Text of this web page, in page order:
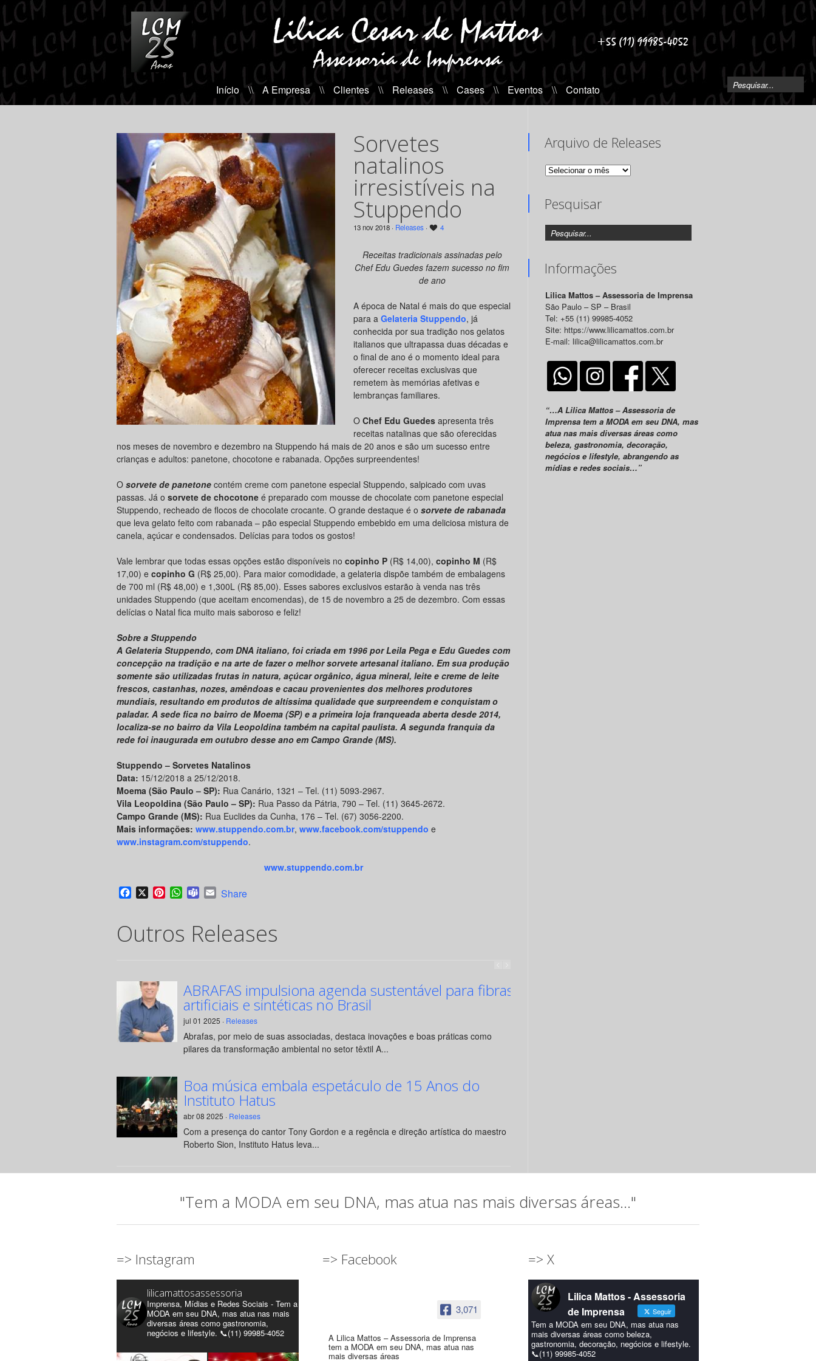
Início \\ A Empresa \\ Clientes \\ Releases \\ Cases \\ Eventos \\ Contato
Sorvetes
natalinos
irresistíveis na
Stuppendo
13 nov 2018 · Releases · 4
Receitas tradicionais assinadas pelo
Chef Edu Guedes fazem sucesso no fim
de ano
A época de Natal é mais do que especial
para a Gelateria Stuppendo, já
conhecida por sua tradição nos gelatos
italianos que ultrapassa duas décadas e
o final de ano é o momento ideal para
oferecer receitas exclusivas que
remetem às memórias afetivas e
lembranças familiares.
O Chef Edu Guedes apresenta três
receitas natalinas que são oferecidas
nos meses de novembro e dezembro na Stuppendo há mais de 20 anos e são um sucesso entre
crianças e adultos: panetone, chocotone e rabanada. Opções surpreendentes!
O sorvete de panetone contém creme com panetone especial Stuppendo, salpicado com uvas
passas. Já o sorvete de chocotone é preparado com mousse de chocolate com panetone especial
Stuppendo, recheado de flocos de chocolate crocante. O grande destaque é o sorvete de rabanada
que leva gelato feito com rabanada – pão especial Stuppendo embebido em uma deliciosa mistura de
canela, açúcar e condensados. Delícias para todos os gostos!
Vale lembrar que todas essas opções estão disponíveis no copinho P (R$ 14,00), copinho M (R$
17,00) e copinho G (R$ 25,00). Para maior comodidade, a gelateria dispõe também de embalagens
de 700 ml (R$ 48,00) e 1,300L (R$ 85,00). Esses sabores exclusivos estarão à venda nas três
unidades Stuppendo (que aceitam encomendas), de 15 de novembro a 25 de dezembro. Com essas
delícias o Natal fica muito mais saboroso e feliz!
Sobre a Stuppendo
A Gelateria Stuppendo, com DNA italiano, foi criada em 1996 por Leila Pega e Edu Guedes com
concepção na tradição e na arte de fazer o melhor sorvete artesanal italiano. Em sua produção
somente são utilizadas frutas in natura, açúcar orgânico, água mineral, leite e creme de leite
frescos, castanhas, nozes, amêndoas e cacau provenientes dos melhores produtores
mundiais, resultando em produtos de altíssima qualidade que surpreendem e conquistam o
paladar. A sede fica no bairro de Moema (SP) e a primeira loja franqueada aberta desde 2014,
localiza-se no bairro da Vila Leopoldina também na capital paulista. A segunda franquia da
rede foi inaugurada em outubro desse ano em Campo Grande (MS).
Stuppendo – Sorvetes Natalinos
Data: 15/12/2018 a 25/12/2018.
Moema (São Paulo – SP): Rua Canário, 1321 – Tel. (11) 5093-2967.
Vila Leopoldina (São Paulo – SP): Rua Passo da Pátria, 790 – Tel. (11) 3645-2672.
Campo Grande (MS): Rua Euclides da Cunha, 176 – Tel. (67) 3056-2200.
Mais informações: www.stuppendo.com.br, www.facebook.com/stuppendo e
www.instagram.com/stuppendo.
www.stuppendo.com.br
Facebook
X PinterestWhatsApp
TeamsEmail
Share
Outros Releases
ABRAFAS impulsiona agenda sustentável para fibras
artificiais e sintéticas no Brasil
jul 01 2025 · Releases
Abrafas, por meio de suas associadas, destaca inovações e boas práticas como
pilares da transformação ambiental no setor têxtil A...
Boa música embala espetáculo de 15 Anos do
Instituto Hatus
abr 08 2025 · Releases
Com a presença do cantor Tony Gordon e a regência e direção artística do maestro
Roberto Sion, Instituto Hatus leva...
Arquivo de Releases
Arquivo
Pesquisar
Informações
Lilica Mattos – Assessoria de Imprensa
São Paulo – SP – Brasil
Tel: +55 (11) 99985-4052
Site: https://www.lilicamattos.com.br
E-mail: lilica@lilicamattos.com.br
“…A Lilica Mattos – Assessoria de
Imprensa tem a MODA em seu DNA, mas
atua nas mais diversas áreas como
beleza, gastronomia, decoração,
negócios e lifestyle, abrangendo as
mídias e redes sociais…”
"Tem a MODA em seu DNA, mas atua nas mais diversas áreas..."
=> Instagram
lilicamattosassessoria
Imprensa, Mídias e Redes Sociais - Tem a
MODA em seu DNA, mas atua nas mais
diversas áreas como gastronomia,
negócios e lifestyle. 📞(11) 99985-4052
=> Facebook
3,071
A Lilica Mattos – Assessoria de Imprensa
tem a MODA em seu DNA, mas atua nas
mais diversas áreas
=> X
Lilica Mattos - Assessoria
de Imprensa
Seguir
Tem a MODA em seu DNA, mas atua nas
mais diversas áreas como beleza,
gastronomia, decoração, negócios e lifestyle.
📞(11) 99985-4052